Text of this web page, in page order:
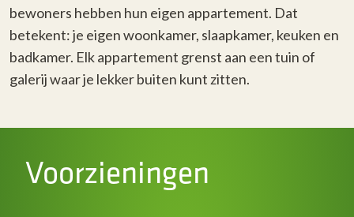
bewoners hebben hun eigen appartement. Dat
betekent: je eigen woonkamer, slaapkamer, keuken en
badkamer. Elk appartement grenst aan een tuin of
galerij waar je lekker buiten kunt zitten.
Voorzieningen